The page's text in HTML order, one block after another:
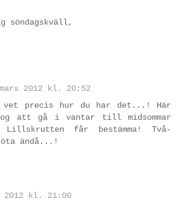
söndagskväll,
2012 kl. 20:52
vet precis hur du har det...! Här
att gå i vantar till midsommar
Lillskrutten får bestämma! Två-
ändå...!
2012 kl. 21:00